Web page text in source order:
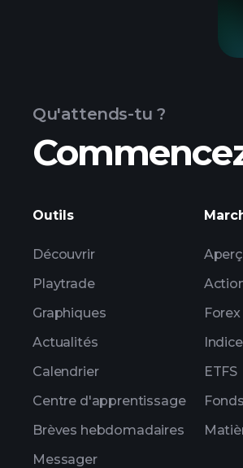
Qu'attends-tu ?
Outils
Découvrir
Playtrade
Graphiques
Actualités
Calendrier
Centre d'apprentissage
Brèves hebdomadaires
Messager
Forex
ETFS
Fonds